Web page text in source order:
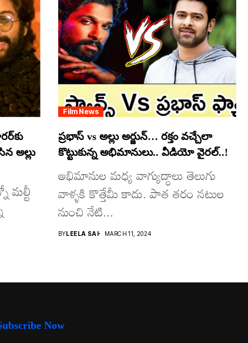
అల్లు
మల్టీ
Film News
ప్రభాస్ vs అల్లు అర్జున్… రక్తం వచ్చేలా
కొట్టుకున్న అభిమానులు.. వీడియో వైరల్..!
అభిమానుల మధ్య వాగ్యుద్ధాలు తెలుగు
వాళ్ళకి కొత్తేమీ కాదు. పాత తరం నటుల
నుంచి నేటి...
BYLEELA SAI MARCH 11, 2024
Now